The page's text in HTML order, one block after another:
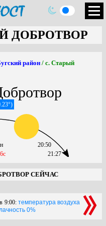
ДОБРОТВОР
район/ с. Старый
21:27
20:50
СЕЙЧАС
9:00: температура воздуха
0%